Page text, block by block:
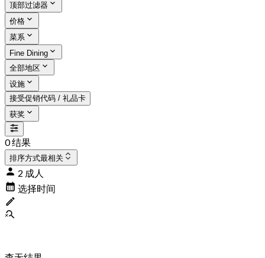
顶部过滤器
价格
菜系
Fine Dining
全部地区
设施
接受促销代码 / 礼品卡
获奖
0 结果
排序方式最相关
2 成人
选择时间